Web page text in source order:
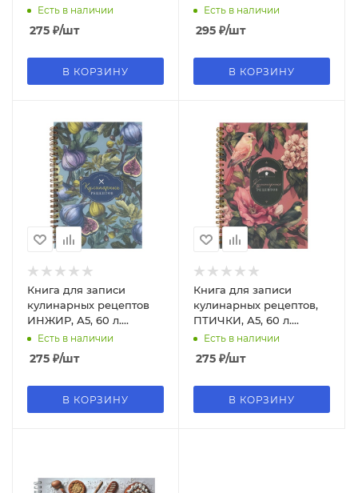
обложка - мелованный
картон, 73723
Есть в наличии
275 ₽/шт
В КОРЗИНУ
96 л, 71081
Есть в наличии
295 ₽/шт
В КОРЗИНУ
Книга для записи
кулинарных рецептов
ИНЖИР, А5, 60 л.
обложка - мелованный
картон 190 г/м, 73725
Есть в наличии
275 ₽/шт
В КОРЗИНУ
Книга для записи
кулинарных рецептов,
ПТИЧКИ, А5, 60 л.
обложка - мелованный
картон 190 г/м2, 73724
Есть в наличии
275 ₽/шт
В КОРЗИНУ